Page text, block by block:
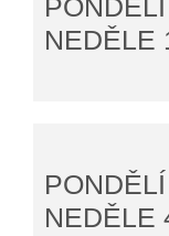
NEDĚLE
NEDĚLE